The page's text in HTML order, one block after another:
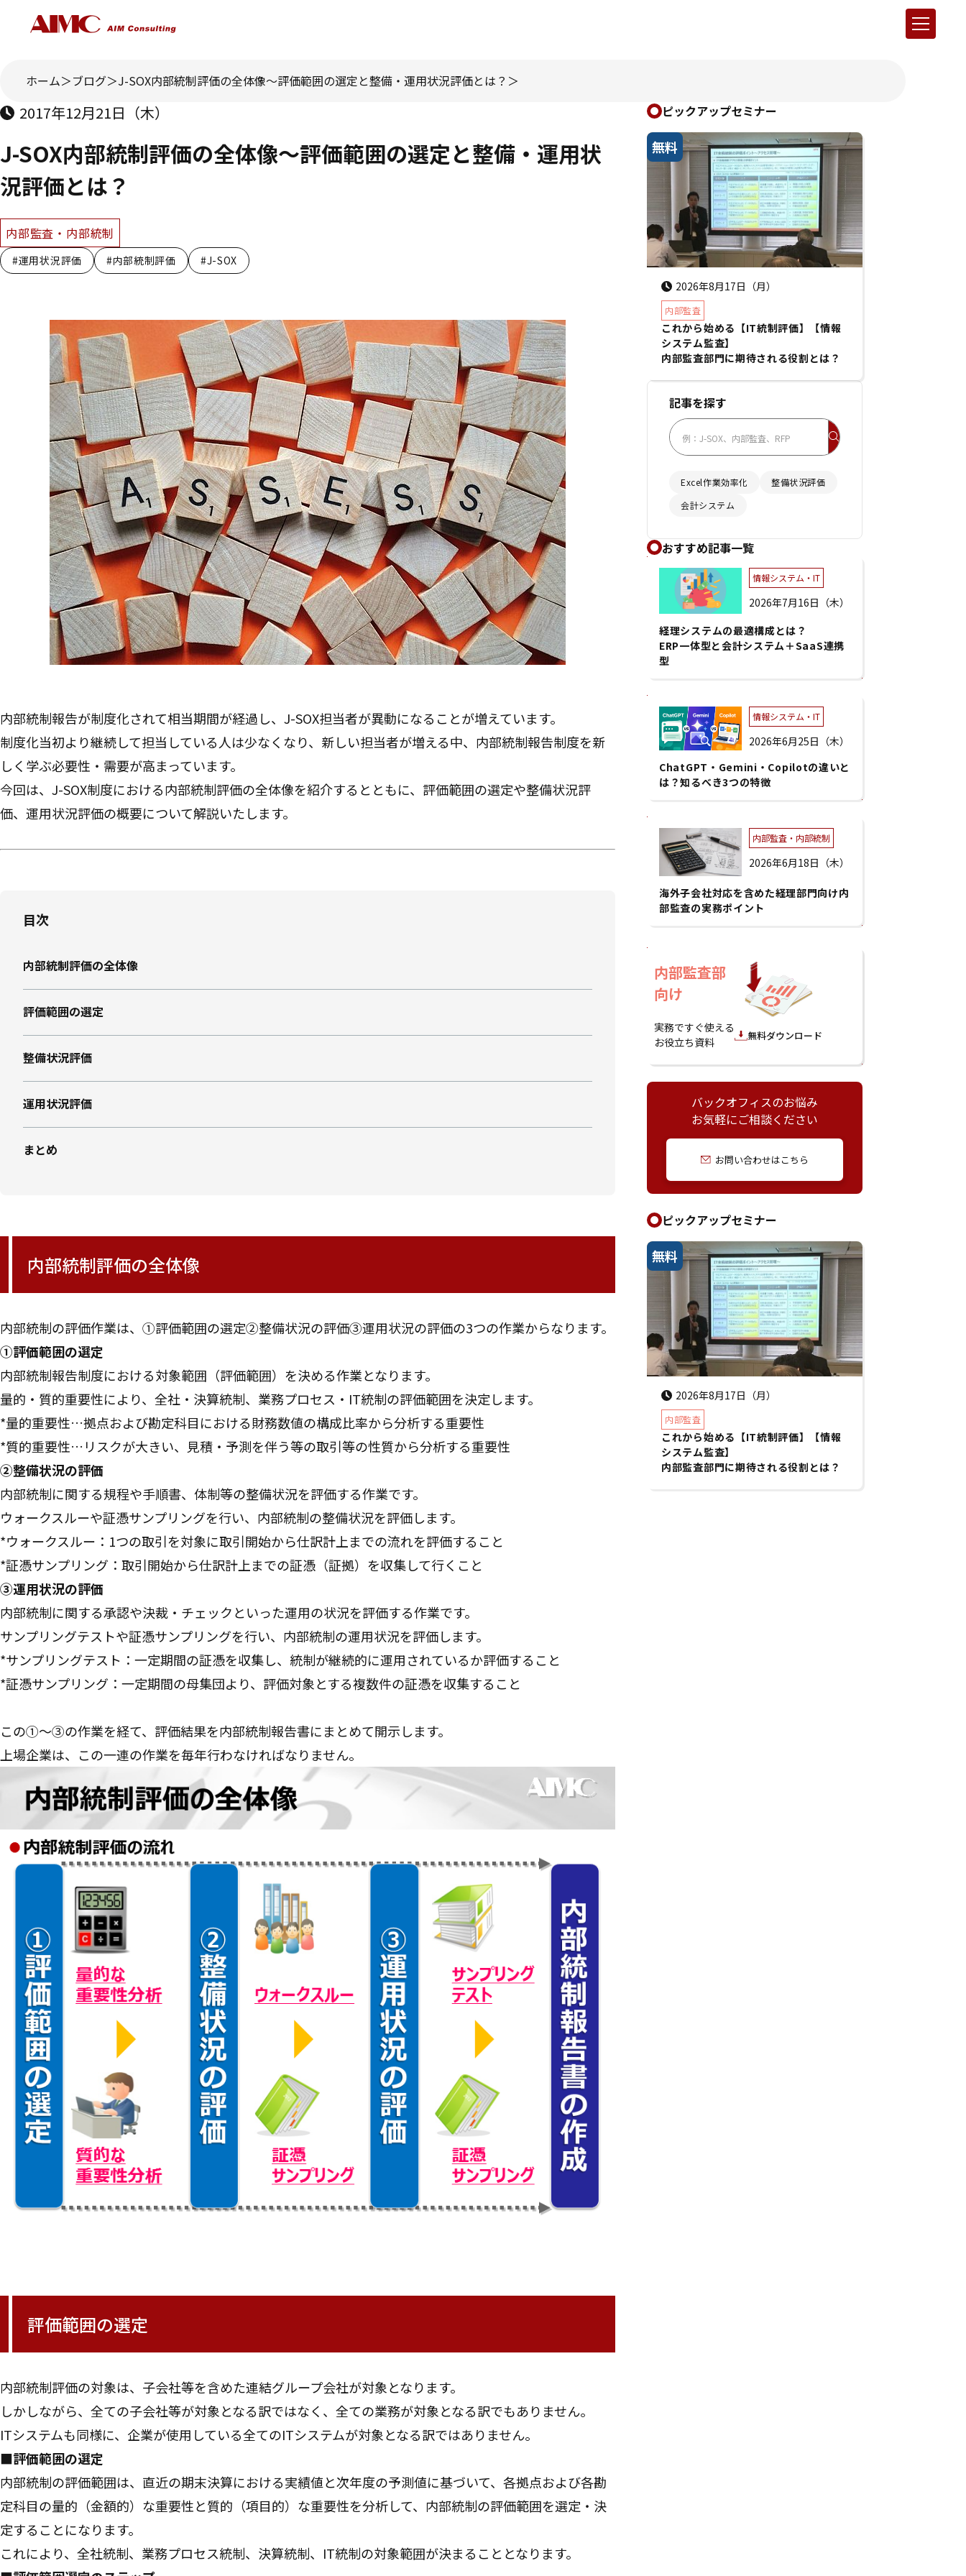
ホーム ブログ J-SOX内部統制評価の全体像～評価範囲の選定と整備・運用状況評価とは？
2017年12月21日（木）
J-SOX内部統制評価の全体像～評価範囲の選定と整備・運用状
況評価とは？
内部監査・内部統制
#運用状況評価 #内部統制評価 #J-SOX
内部統制報告が制度化されて相当期間が経過し、J-SOX担当者が異動になることが増えています。
制度化当初より継続して担当している人は少なくなり、新しい担当者が増える中、内部統制報告制度を新
しく学ぶ必要性・需要が高まっています。
今回は、J-SOX制度における内部統制評価の全体像を紹介するとともに、評価範囲の選定や整備状況評
価、運用状況評価の概要について解説いたします。
目次
内部統制評価の全体像
評価範囲の選定
整備状況評価
運用状況評価
まとめ
内部統制評価の全体像
内部統制の評価作業は、①評価範囲の選定②整備状況の評価③運用状況の評価の3つの作業からなります。
①評価範囲の選定
内部統制報告制度における対象範囲（評価範囲）を決める作業となります。
量的・質的重要性により、全社・決算統制、業務プロセス・IT統制の評価範囲を決定します。
*量的重要性…拠点および勘定科目における財務数値の構成比率から分析する重要性
*質的重要性…リスクが大きい、見積・予測を伴う等の取引等の性質から分析する重要性
②整備状況の評価
内部統制に関する規程や手順書、体制等の整備状況を評価する作業です。
ウォークスルーや証憑サンプリングを行い、内部統制の整備状況を評価します。
*ウォークスルー：1つの取引を対象に取引開始から仕訳計上までの流れを評価すること
*証憑サンプリング：取引開始から仕訳計上までの証憑（証拠）を収集して行くこと
③運用状況の評価
内部統制に関する承認や決裁・チェックといった運用の状況を評価する作業です。
サンプリングテストや証憑サンプリングを行い、内部統制の運用状況を評価します。
*サンプリングテスト：一定期間の証憑を収集し、統制が継続的に運用されているか評価すること
*証憑サンプリング：一定期間の母集団より、評価対象とする複数件の証憑を収集すること
この①～③の作業を経て、評価結果を内部統制報告書にまとめて開示します。
上場企業は、この一連の作業を毎年行わなければなりません。
評価範囲の選定
内部統制評価の対象は、子会社等を含めた連結グループ会社が対象となります。
しかしながら、全ての子会社等が対象となる訳ではなく、全ての業務が対象となる訳でもありません。
ITシステムも同様に、企業が使用している全てのITシステムが対象となる訳ではありません。
■評価範囲の選定
内部統制の評価範囲は、直近の期末決算における実績値と次年度の予測値に基づいて、各拠点および各勘
定科目の量的（金額的）な重要性と質的（項目的）な重要性を分析して、内部統制の評価範囲を選定・決
定することになります。
これにより、全社統制、業務プロセス統制、決算統制、IT統制の対象範囲が決まることとなります。
ピックアップセミナー
無料
2026年8月17日（月）
内部監査
これから始める【IT統制評価】【情報
システム監査】
内部監査部門に期待される役割とは？
記事を探す
Excel作業効率化
整備状況評価
会計システム
おすすめ記事一覧
情報システム・IT
2026年7月16日（木）
経理システムの最適構成とは？
ERP一体型と会計システム＋SaaS連携
型
情報システム・IT
2026年6月25日（木）
ChatGPT・Gemini・Copilotの違いと
は？知るべき3つの特徴
内部監査・内部統制
2026年6月18日（木）
海外子会社対応を含めた経理部門向け内
部監査の実務ポイント
内部監査部
向け
実務ですぐ使える
お役立ち資料
無料ダウンロード
バックオフィスのお悩み
お気軽にご相談ください
お問い合わせはこちら
ピックアップセミナー
無料
2026年8月17日（月）
内部監査
これから始める【IT統制評価】【情報
システム監査】
内部監査部門に期待される役割とは？